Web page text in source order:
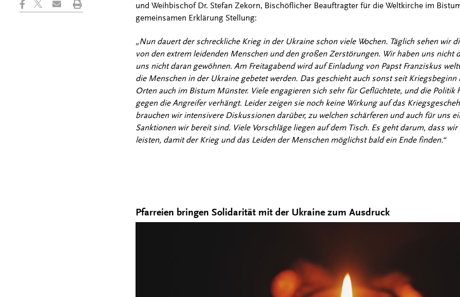
und Weihbischof Dr. Stefan Zekorn, Bischöflicher Beauftragter für die Weltkirche im
gemeinsamen Erklärung Stellung:
„Nun dauert der schreckliche Krieg in der Ukraine schon viele Wochen. Täglich sehen wir
von den extrem leidenden Menschen und den großen Zerstörungen. Wir haben uns nicht
uns nicht daran gewöhnen. Am Freitagabend wird auf Einladung von Papst Franziskus
die Menschen in der Ukraine gebetet werden. Das geschieht auch sonst seit
Orten auch im Bistum Münster. Viele engagieren sich sehr für Geflüchtete, und die Politik
gegen die Angreifer verhängt. Leider zeigen sie noch keine Wirkung auf das
brauchen wir intensivere Diskussionen darüber, zu welchen schärferen und auch für uns
Sanktionen wir bereit sind. Viele Vorschläge liegen auf dem Tisch. Es geht darum, dass
leisten, damit der Krieg und das Leiden der Menschen möglichst bald ein Ende finden.“
Pfarreien bringen Solidarität mit der Ukraine zum Ausdruck